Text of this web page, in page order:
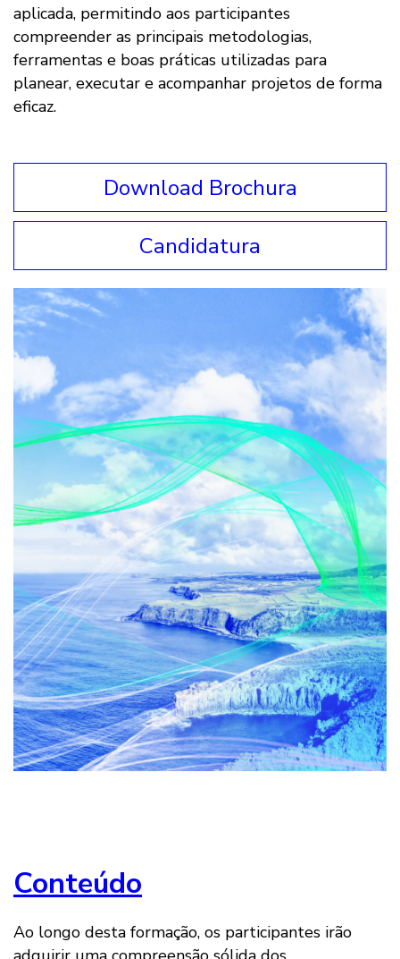
aplicada, permitindo aos participantes
compreender as principais metodologias,
ferramentas e boas práticas utilizadas para
planear, executar e acompanhar projetos de forma
eficaz.
Download Brochura
Candidatura
Conteúdo
Ao longo desta formação, os participantes irão